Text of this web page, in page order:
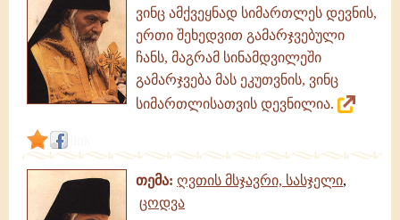
ვინც ამქვეყნად სიმართლეს დევნის,
ერთი შეხედვით გამარჯვებული
ჩანს, მაგრამ სინამდვილეში
გამარჯვება მას ეკუთვნის, ვინც
სიმართლისათვის დევნილია.
თემა: ღვთის მსჯავრი, სასჯელი,
ცოდვა